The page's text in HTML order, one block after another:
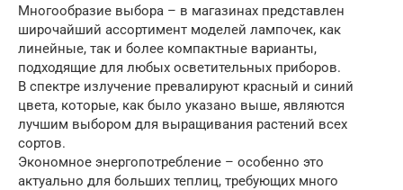
Многообразие выбора – в магазинах представлен
широчайший ассортимент моделей лампочек, как
линейные, так и более компактные варианты,
подходящие для любых осветительных приборов.
В спектре излучение превалируют красный и синий
цвета, которые, как было указано выше, являются
лучшим выбором для выращивания растений всех
сортов.
Экономное энергопотребление – особенно это
актуально для больших теплиц, требующих много